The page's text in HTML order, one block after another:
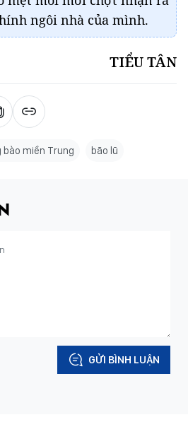
ngôi nhà của mình.
TIỂU TÂN
bào miền Trung bão lũ
GỬI BÌNH LUẬN